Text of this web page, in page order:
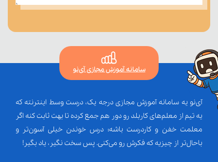
سامانه آموزش مجازی آی‌نو
آی‌نو یه سامانه آموزش مجازی درجه یک، درست وسط اینترنته که
یه تیم از معلم‌‌های کاربلد رو دور هم جمع کرده تا بهت ثابت کنه اگر
معلمت خفن و کاردرست باشه؛ درس خوندن خیلی آسون‌تر و
باحال‌تر از چیزیه که فکرش رو می‌کنی. پس سخت نگیر، یاد بگیر!